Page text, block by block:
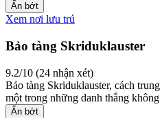
Ẩn bớt
Xem nơi lưu trú
Bảo tàng Skriduklauster
9.2/10 (24 nhận xét)
Bảo tàng Skriduklauster, cách
một trong những danh thắng không
Ẩn bớt